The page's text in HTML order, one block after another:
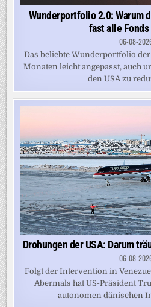
Wunderportfolio 2.0: Warum
fast alle
06-08-
Das beliebte Wunderportfolio
Monaten leicht angepasst, auch
den USA zu
Drohungen der USA: Darum
06-08-
Folgt der Intervention in
Abermals hat US-Präsident
autonomen dänischen